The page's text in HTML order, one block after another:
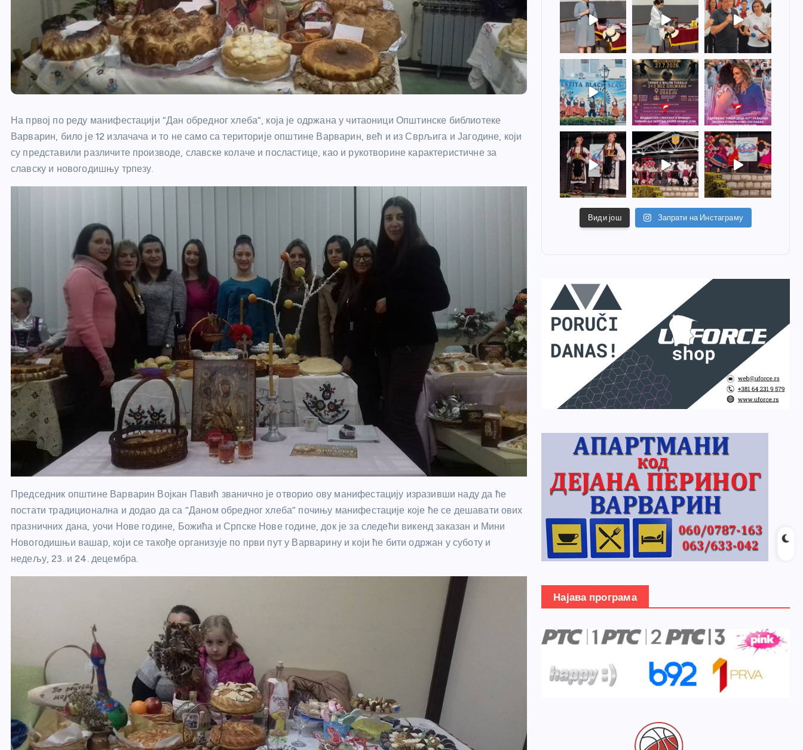
На првој по реду манифестацији “Дан обредног хлеба”, која је одржана у читаоници Општинске библиотеке
Варварин, било је 12 излачача и то не само са територије општине Варварин, већ и из Сврљига и Јагодине, који
су представили различите производе, славске колаче и посластице, као и рукотворине карактеристичне за
славску и новогодишњу трпезу.
Председник општине Варварин Војкан Павић званично је отворио ову манифестацију изразивши наду да ће
постати традиционална и додао да са “Даном обредног хлеба” почињу манифестације које ће се дешавати ових
празничних дана, уочи Нове године, Божића и Српске Нове године, док је за следећи викенд заказан и Мини
Новогодишњи вашар, који се такође организује по први пут у Варварину и који ће бити одржан у суботу и
недељу, 23. и 24. децембра.
Види још Запрати на Инстаграму
Најава програма